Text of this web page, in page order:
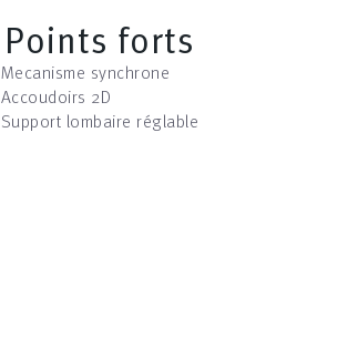
Points forts
Mecanisme synchrone
Accoudoirs 2D
Support lombaire réglable